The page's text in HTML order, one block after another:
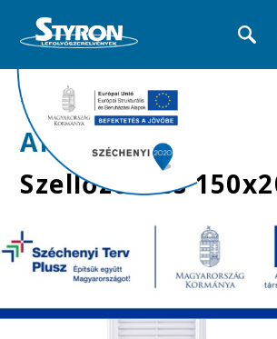
>>Szellőzőrácsok
AR-03
Szellőzőrács
mm, rovarhálóval